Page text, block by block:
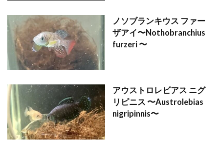
ノソブランキウス ファー
ザアイ〜Nothobranchius
furzeri 〜
アウストロレビアス ニグ
リピニス 〜Austrolebias
nigripinnis〜